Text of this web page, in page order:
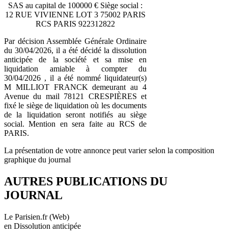
SAS au capital de 100000 € Siège social :
12 RUE VIVIENNE LOT 3 75002 PARIS
RCS PARIS 922312822
Par décision Assemblée Générale Ordinaire
du 30/04/2026, il a été décidé la dissolution
anticipée de la société et sa mise en
liquidation amiable à compter du
30/04/2026 , il a été nommé liquidateur(s)
M MILLIOT FRANCK demeurant au 4
Avenue du mail 78121 CRESPIÈRES et
fixé le siège de liquidation où les documents
de la liquidation seront notifiés au siège
social. Mention en sera faite au RCS de
PARIS.
La présentation de votre annonce peut varier selon la composition
graphique du journal
AUTRES PUBLICATIONS DU
JOURNAL
Le Parisien.fr (Web)
en Dissolution anticipée